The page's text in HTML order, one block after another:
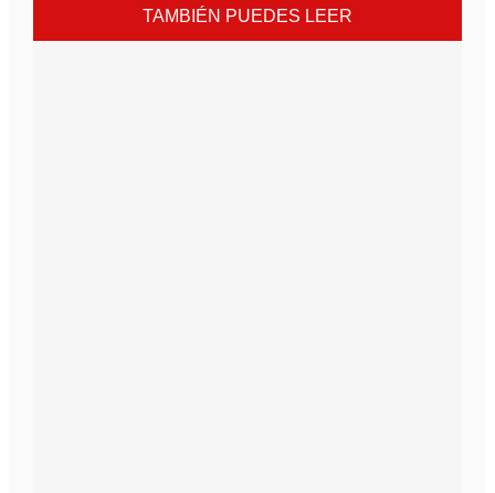
TAMBIÉN PUEDES LEER